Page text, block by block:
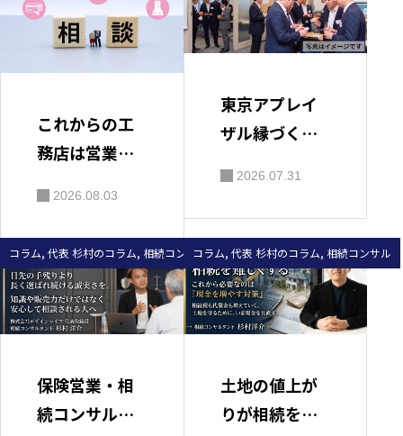
これからの工
務店は営業し
る新たな受注
戦略＜第12回
＞工務店が“人
生の相談役”に
域とつながる
「相続コンサ
2026.08.03
東京アプレイ
ザル縁づくり
談事例をご紹
介
2026.07.31
コラム, 代表 杉村のコラム, 相続コンサル
保険営業・相
続コンサルタ
コラム, 代表 杉村のコラム, 相続コンサル
土地の値上が
りが相続を難